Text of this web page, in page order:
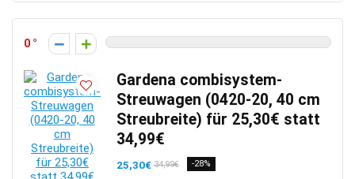
0
Gardena combisystem-
Streuwagen (0420-20, 40 cm
Streubreite) für 25,30€ statt
34,99€
25,30€ 34,99€ -28%